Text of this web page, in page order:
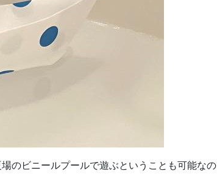
のビニールプールで遊ぶということも可能なの